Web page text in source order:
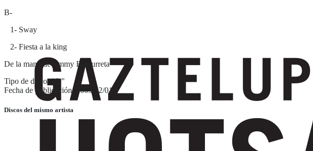
B-
1- Sway
2- Fiesta a la king
De la mano de Jimmy Bidaurreta
Tipo de disco: 10 "
Fecha de publicación: 2009/12/01
Discos del mismo artista